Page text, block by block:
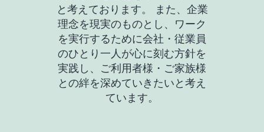
と考えております。 また、企業
理念を現実のものとし、ワーク
を実行するために会社・従業員
のひとり一人が心に刻む方針を
実践し、ご利用者様・ご家族様
との絆を深めていきたいと考え
ています。